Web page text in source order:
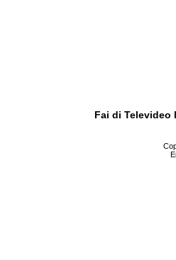
Fai di Televideo